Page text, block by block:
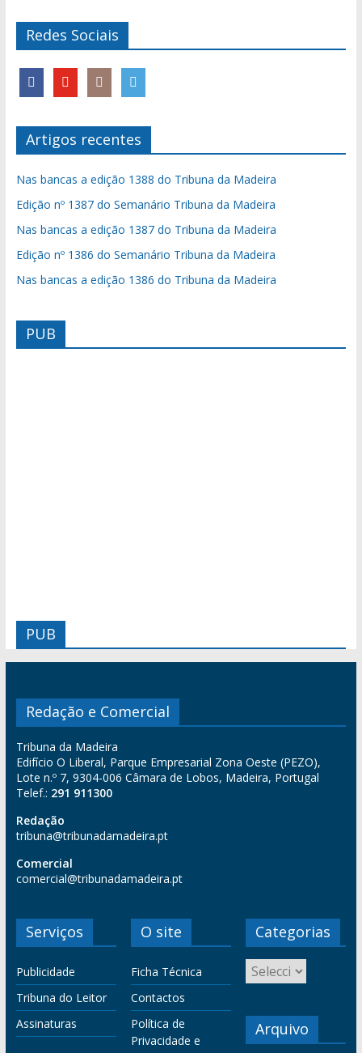
Redes Sociais
Artigos recentes
Nas bancas a edição 1388 do Tribuna da Madeira
Edição nº 1387 do Semanário Tribuna da Madeira
Nas bancas a edição 1387 do Tribuna da Madeira
Edição nº 1386 do Semanário Tribuna da Madeira
Nas bancas a edição 1386 do Tribuna da Madeira
PUB
PUB
Redação e Comercial
Tribuna da Madeira
Edifício O Liberal, Parque Empresarial Zona Oeste (PEZO),
Lote n.º 7, 9304-006 Câmara de Lobos, Madeira, Portugal
Telef.: 291 911300
Redação
tribuna@tribunadamadeira.pt
Comercial
comercial@tribunadamadeira.pt
Serviços
Publicidade
Tribuna do Leitor
Assinaturas
O site
Ficha Técnica
Contactos
Política de
Privacidade e
Categorias
Arquivo